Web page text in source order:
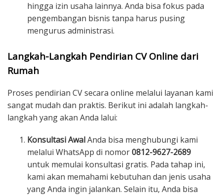
hingga izin usaha lainnya. Anda bisa fokus pada
pengembangan bisnis tanpa harus pusing
mengurus administrasi.
Langkah-Langkah Pendirian CV Online dari
Rumah
Proses pendirian CV secara online melalui layanan kami
sangat mudah dan praktis. Berikut ini adalah langkah-
langkah yang akan Anda lalui:
Konsultasi AwalAnda bisa menghubungi kami
melalui WhatsApp di nomor0812-9627-2689
untuk memulai konsultasi gratis. Pada tahap ini,
kami akan memahami kebutuhan dan jenis usaha
yang Anda ingin jalankan. Selain itu, Anda bisa